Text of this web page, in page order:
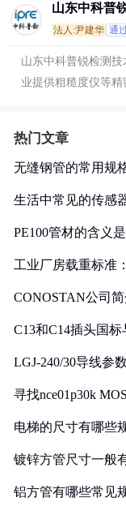
山东中科普
法人:尹建华 通
山东中科普锐检测
业提供粗糙度仪等精
热门文章
无缝钢管的常用规
生活中常见的传感
PE100管材的含义
工业厂房载重标准
CONOSTAN公司
C13和C14插头国
LGJ-240/30导线参
寻找nce01p30k
电梯的尺寸有哪些
镀锌方管尺寸一般
铝方管有哪些常见